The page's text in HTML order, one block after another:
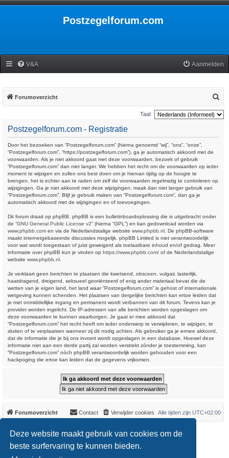
Deze website maakt gebruik van cookies om de
beste surfervaring te kunnen bieden.
Postzegelforum.com
V&A Aanmelden
Forumoverzicht
o
e
Taal:
Postzegelforum.com - Registratie
Door het bezoeken van “Postzegelforum.com” (hierna genoemd “wij”, “ons”, “onze”,
“Postzegelforum.com”, “https://postzegelforum.com”), ga je automatisch akkoord met de
voorwaarden. Als je niet akkoord gaat met deze voorwaarden, bezoek of gebruik
“Postzegelforum.com” dan niet langer. We hebben het recht om de voorwaarden op ieder
moment te wijzigen en zullen ons best doen om je hiervan tijdig op de hoogte te
brengen, het is echter aan te raden om zelf de voorwaarden regelmatig te controleren op
wijzigingen. Ga je niet akkoord met deze wijzigingen, maak dan niet langer gebruik van
“Postzegelforum.com”. Blijf je gebruik maken van “Postzegelforum.com”, dan ga je
automatisch akkoord met de wijzigingen en of toevoegingen.
Dit forum draait op phpBB. phpBB is een bulletinboardoplossing die is uitgebracht onder
de “GNU General Public License v2” (hierna “GPL”) en kan gedownload worden via
www.phpbb.com en via de Nederlandstalige website www.phpbb.nl . De phpBB-software
maakt internetgebaseerde discussies mogelijk. phpBB Limited is niet verantwoordelijk
voor wat wordt toegestaan of juist geweigerd als toelaatbare inhoud en/of gedrag. Meer
informatie over phpBB kun je vinden op https://www.phpbb.com/ of de Nederlandstalige
website www.phpbb.nl
Je verklaart geen berichten te plaatsen die kwetsend, obsceen, vulgair, lasterlijk,
haatdragend, dreigend, seksueel georiënteerd of enig ander materiaal bevat die de
wetten van je eigen land, het land waar “Postzegelforum.com” is gehost of internationale
wetgeving kunnen schenden. Het plaatsen van dergelijke berichten kan ertoe leiden dat
je met onmiddellijke ingang en permanent wordt verbannen van dit forum. Tevens kan je
provider worden ingelicht. De IP-adressen van alle berichten worden opgeslagen om
deze voorwaarden te kunnen waarborgen. Je gaat er mee akkoord dat
“Postzegelforum.com” het recht heeft om ieder onderwerp te verwijderen, te wijzigen, te
sluiten of te verplaatsen wanneer zij dit nodig achten. Als gebruiker ga je ermee akkoord,
dat de informatie die je bij ons invoert wordt opgeslagen in een database. Hoewel deze
informatie niet aan een derde partij zal worden verstrekt zónder je toestemming, kan
“Postzegelforum.com” nóch phpBB verantwoordelijk worden gehouden voor een
hackpoging die ertoe kan leiden dat de gegevens vrijkomen.
Forumoverzicht Alle tijden zijn UTC+02:00
Verwijder cookies
Contact
*Original Author:Brad Veryard
*Updated to 3.3.x by MannixMD
* Style version: 3.4.0
Powered by